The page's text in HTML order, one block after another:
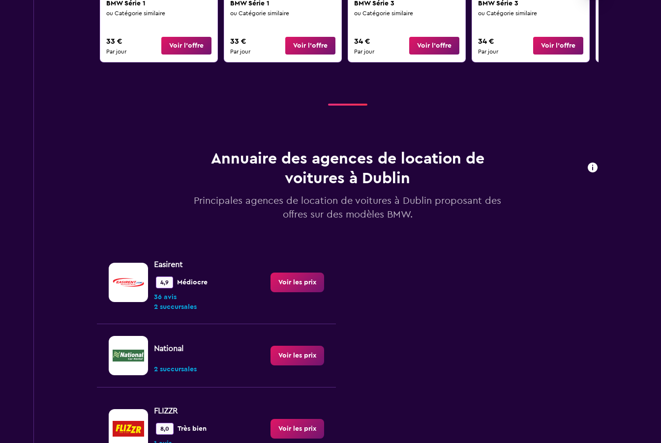
BMW Série 1
ou Catégorie similaire
33 €
Par jour
Voir l’offre
BMW Série 1
ou Catégorie similaire
33 €
Par jour
Voir l’offre
BMW Série 3
ou Catégorie similaire
34 €
Par jour
Voir l’offre
BMW Série 3
ou Catégorie similaire
34 €
Par jour
Voir l’offre
Annuaire des agences de location de
voitures à Dublin
Principales agences de location de voitures à Dublin proposant des
offres sur des modèles BMW.
Easirent
4,9 Médiocre
36 avis
2 succursales
Voir les prix
National
2 succursales
Voir les prix
FLIZZR
8,0 Très bien Voir les prix